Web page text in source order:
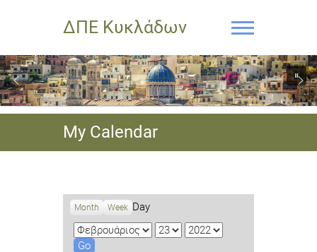
ΔΠΕ Κυκλάδων
My Calendar
Month Week Day
M
o
D
Y